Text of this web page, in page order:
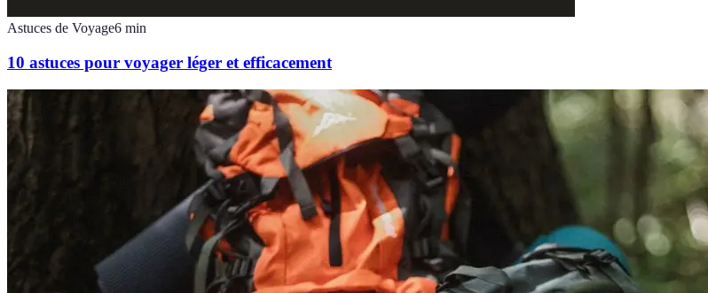
Astuces de Voyage6 min
10 astuces pour voyager léger et efficacement